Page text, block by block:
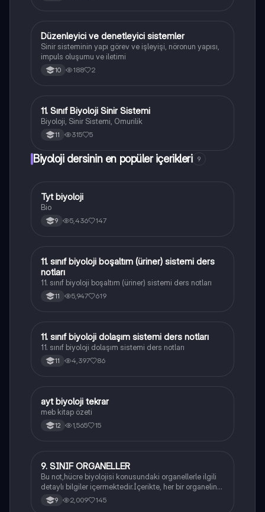
Biyoloji
Düzenleyici ve denetleyici sistemler
Sinir sisteminin yapı görev ve işleyişi, nöronun yapısı,
impuls oluşumu ve iletimi
10 188 2
Biyoloji
11. Sınıf Biyoloji Sinir Sistemi
Biyoloji, Sinir Sistemi, Omurilik
11 315 5
Biyoloji dersinin en popüler içerikleri 9
Biyoloji
Tyt biyoloji
Bio
9 5,436 147
Biyoloji
11. sınıf biyoloji boşaltım (üriner) sistemi ders
notları
11. sınıf biyoloji boşaltım (üriner) sistemi ders notları
11 5,947 619
Biyoloji
11. sınıf biyoloji dolaşım sistemi ders notları
11. sınıf biyoloji dolaşım sistemi ders notları
11 4,397 86
Biyoloji
ayt biyoloji tekrar
meb kitap özeti
12 1,565 15
Biyoloji
9. SINIF ORGANELLER
Bu not,hücre biyolojisi konusundaki organellerle ilgili
detaylı bilgiler içermektedir.İçerikte, her bir organelin
yapısı,fonksiyonları ve hücre içindeki rolü
açıklanmaktadır.
9 2,009 145